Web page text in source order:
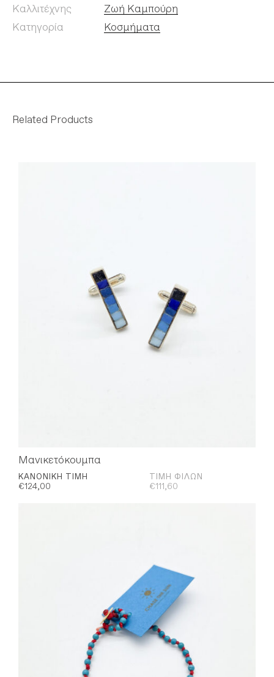
Καλλιτέχνης
Ζωή Καμπούρη
Κατηγορία
Κοσμήματα
Related Products
Μανικετόκουμπα
ΚΑΝΟΝΙΚΉ ΤΙΜΉ
€124,00
ΤΙΜΉ ΦΊΛΩΝ
€111,60